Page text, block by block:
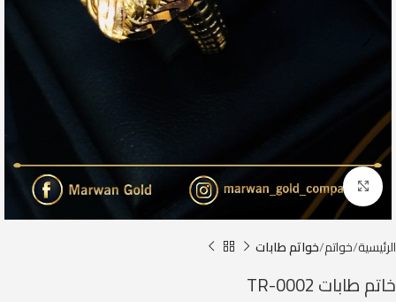
Click to enlarge
الرئيسية خواتم خواتم طابات
خاتم طابات TR-0002